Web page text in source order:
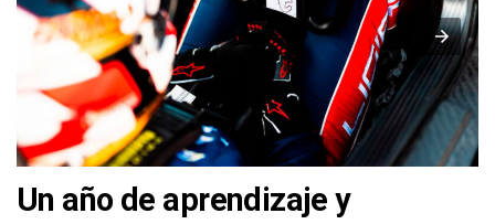
Un año de aprendizaje y